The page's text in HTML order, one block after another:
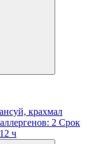
крахмал
2 Срок
ч